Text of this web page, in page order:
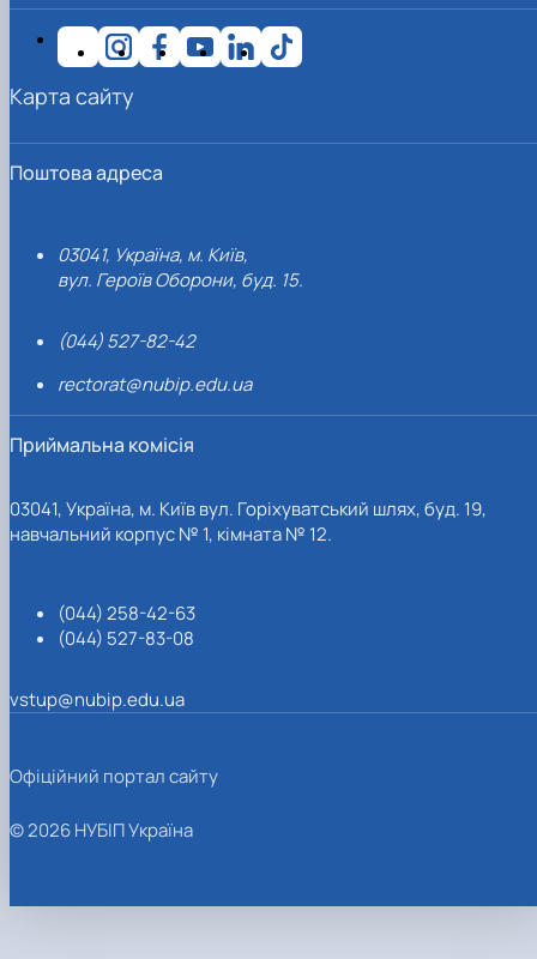
Поштова адреса
03041, Україна, м. Київ,
вул. Героїв Оборони, буд. 15.
(044) 527-82-42
rectorat@nubip.edu.ua
Приймальна комісія
03041, Україна, м. Київ вул. Горіхуватський шлях, буд. 19,
навчальний корпус № 1, кімната № 12.
(044) 258-42-63
(044) 527-83-08
vstup@nubip.edu.ua
Карта сайту
Офіційний портал сайту
© 2026 НУБІП Україна